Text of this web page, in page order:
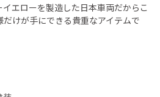
エローを製造した日本車両だからこ
けが手にできる貴重なアイテムで